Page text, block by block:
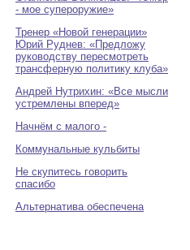
- мое супероружие»
Тренер «Новой генерации»
Юрий Руднев: «Предложу
руководству пересмотреть
трансферную политику клуба»
Андрей Нутрихин: «Все мысли
устремлены вперед»
Начнём с малого -
Коммунальные кульбиты
Не скупитесь говорить
спасибо
Альтернатива обеспечена